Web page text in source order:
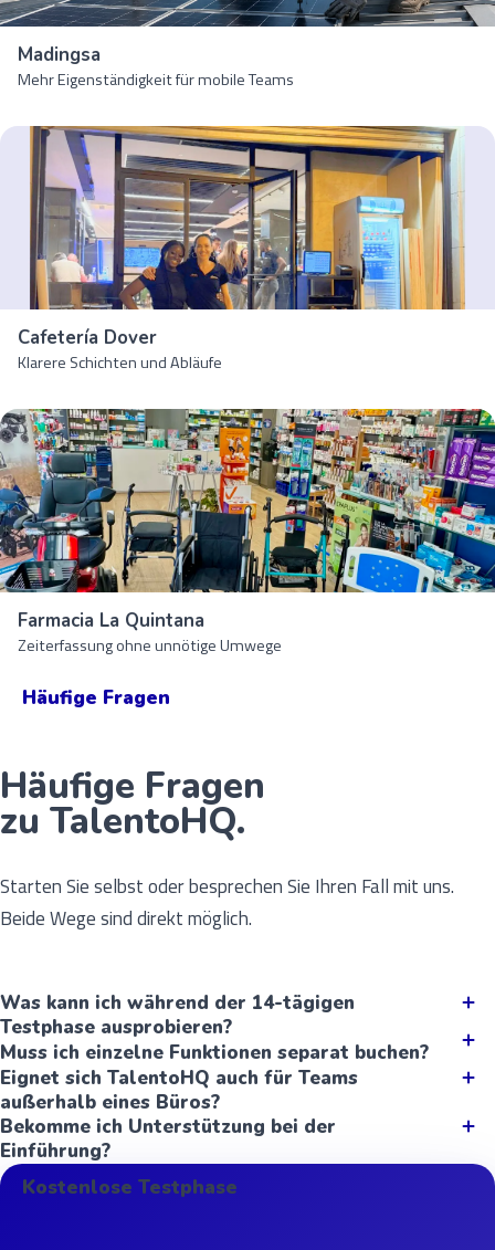
Madingsa
Mehr Eigenständigkeit für mobile Teams
Cafetería Dover
Klarere Schichten und Abläufe
Farmacia La Quintana
Zeiterfassung ohne unnötige Umwege
Häufige Fragen
Häufige Fragen
zu TalentoHQ.
Starten Sie selbst oder besprechen Sie Ihren Fall mit uns.
Beide Wege sind direkt möglich.
Was kann ich während der 14-tägigen
Testphase ausprobieren?
Muss ich einzelne Funktionen separat buchen?
Eignet sich TalentoHQ auch für Teams
außerhalb eines Büros?
Bekomme ich Unterstützung bei der
Einführung?
Kostenlose Testphase